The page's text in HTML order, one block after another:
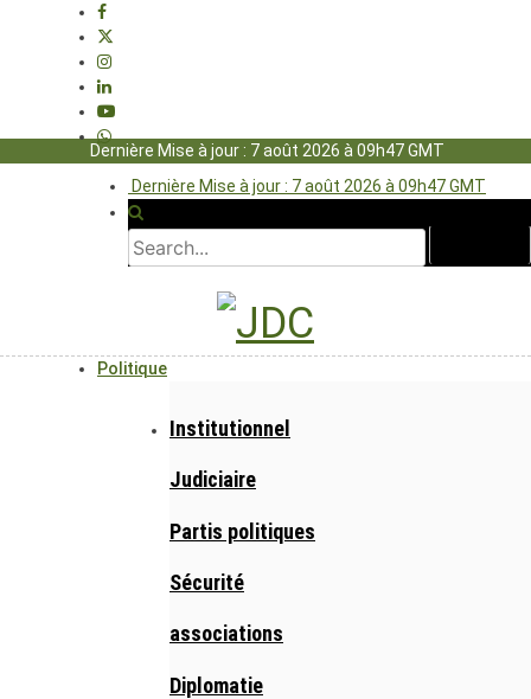
Dernière Mise à jour : 7 août 2026 à 09h47 GMT
Dernière Mise à jour : 7 août 2026 à 09h47 GMT
Politique
Institutionnel
Judiciaire
Partis politiques
Sécurité
associations
Diplomatie